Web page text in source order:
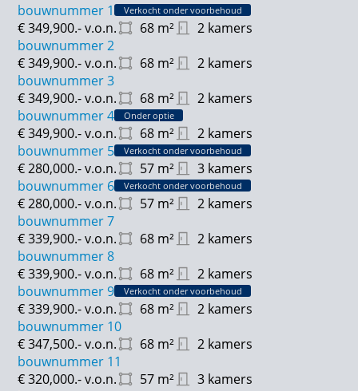
bouwnummer 1 Verkocht onder voorbehoud
68 m² 2 kamers
€ 349,900.-v.o.n.
bouwnummer 2
68 m² 2 kamers
€ 349,900.-v.o.n.
bouwnummer 3
68 m² 2 kamers
€ 349,900.-v.o.n.
bouwnummer 4
Onder optie
68 m² 2 kamers
€ 349,900.-v.o.n.
bouwnummer 5
Verkocht onder voorbehoud
57 m² 3 kamers
€ 280,000.-v.o.n.
bouwnummer 6
Verkocht onder voorbehoud
57 m² 2 kamers
€ 280,000.-v.o.n.
bouwnummer 7
68 m² 2 kamers
€ 339,900.-v.o.n.
bouwnummer 8
68 m² 2 kamers
€ 339,900.-v.o.n.
bouwnummer 9
Verkocht onder voorbehoud
68 m² 2 kamers
€ 339,900.-v.o.n.
bouwnummer 10
68 m² 2 kamers
€ 347,500.-v.o.n.
bouwnummer 11
57 m² 3 kamers
€ 320,000.-v.o.n.